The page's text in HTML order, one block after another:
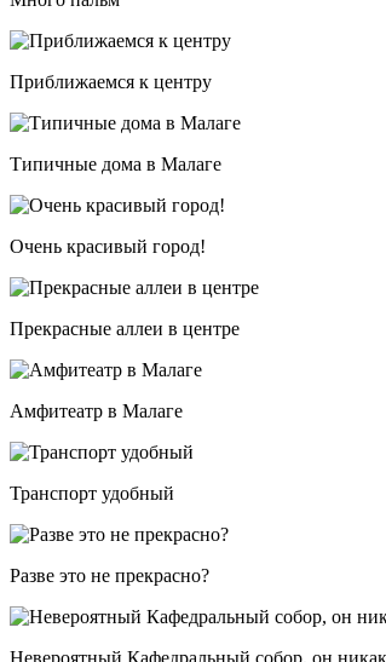
Приближаемся к центру
Типичные дома в Малаге
Очень красивый город!
Прекрасные аллеи в центре
Амфитеатр в Малаге
Транспорт удобный
Разве это не прекрасно?
Невероятный Кафедральный собор, он